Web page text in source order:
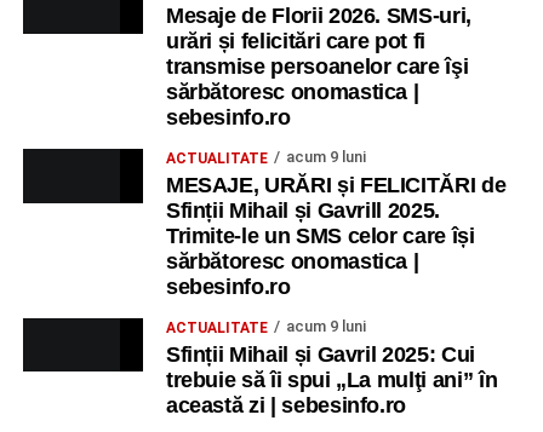
Mesaje de Florii 2026. SMS-uri,
urări și felicitări care pot fi
transmise persoanelor care îşi
sărbătoresc onomastica |
sebesinfo.ro
ACTUALITATE acum 9 luni
MESAJE, URĂRI și FELICITĂRI de
Sfinții Mihail și Gavrill 2025.
Trimite-le un SMS celor care își
sărbătoresc onomastica |
sebesinfo.ro
ACTUALITATE acum 9 luni
Sfinții Mihail și Gavril 2025: Cui
trebuie să îi spui „La mulţi ani” în
această zi | sebesinfo.ro